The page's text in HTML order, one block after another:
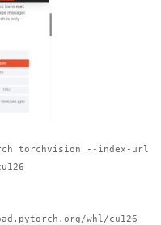
torchvision --index-url
whl/cu126